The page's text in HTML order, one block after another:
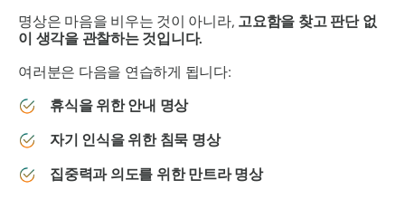
명상은 마음을 비우는 것이 아니라, 고요함을 찾고 판단 없
이 생각을 관찰하는 것입니다.
여러분은 다음을 연습하게 됩니다:
휴식을 위한 안내 명상
자기 인식을 위한 침묵 명상
집중력과 의도를 위한 만트라 명상